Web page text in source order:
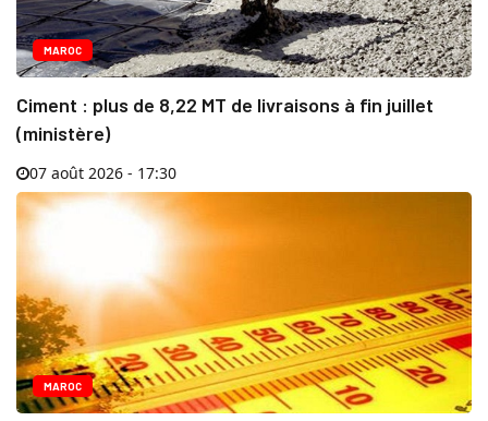
MAROC
Ciment : plus de 8,22 MT de livraisons à fin juillet
(ministère)
07 août 2026 - 17:30
MAROC